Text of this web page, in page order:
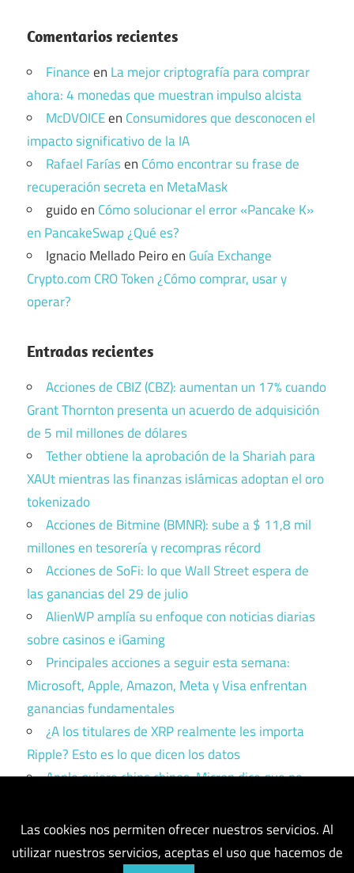
Comentarios recientes
Financeen La mejor criptografía para comprar
ahora: 4 monedas que muestran impulso alcista
McDVOICEen Consumidores que desconocen el
impacto significativo de la IA
Rafael Faríasen Cómo encontrar su frase de
recuperación secreta en MetaMask
guidoen Cómo solucionar el error «Pancake K»
en PancakeSwap ¿Qué es?
Ignacio Mellado Peiroen Guía Exchange
Crypto.com CRO Token ¿Cómo comprar, usar y
operar?
Entradas recientes
Acciones de CBIZ (CBZ): aumentan un 17% cuando
Grant Thornton presenta un acuerdo de adquisición
de 5 mil millones de dólares
Tether obtiene la aprobación de la Shariah para
XAUt mientras las finanzas islámicas adoptan el oro
tokenizado
Acciones de Bitmine (BMNR): sube a $ 11,8 mil
millones en tesorería y recompras récord
Acciones de SoFi: lo que Wall Street espera de
las ganancias del 29 de julio
AlienWP amplía su enfoque con noticias diarias
sobre casinos e iGaming
Principales acciones a seguir esta semana:
Microsoft, Apple, Amazon, Meta y Visa enfrentan
ganancias fundamentales
¿A los titulares de XRP realmente les importa
Ripple? Esto es lo que dicen los datos
Apple quiere chips chinos. Micron dice que no.
Las cookies nos permiten ofrecer nuestros servicios. Al
utilizar nuestros servicios, aceptas el uso que hacemos de